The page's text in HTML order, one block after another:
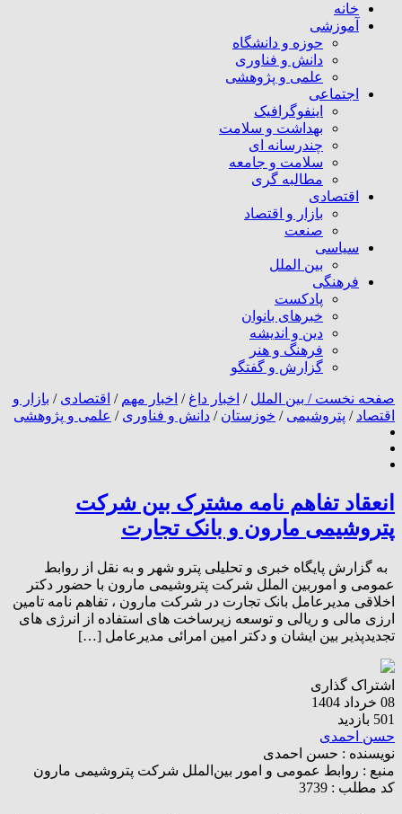
خانه
آموزشی
حوزه و دانشگاه
دانش و فناوری
علمی و پژوهشی
اجتماعی
اینفوگرافیک
بهداشت و سلامت
چندرسانه ای
سلامت و جامعه
مطالبه گری
اقتصادی
بازار و اقتصاد
صنعت
سیاسی
بین الملل
فرهنگی
پادکست
خبرهای بانوان
دین و اندیشه
فرهنگ و هنر
گزارش و گفتگو
صفحه نخست / بین الملل / اخبار داغ / اخبار مهم / اقتصادی / بازار و
اقتصاد / پتروشیمی / خوزستان / دانش و فناوری / علمی و پژوهشی
انعقاد تفاهم نامه مشترک بین شرکت
پتروشیمی مارون و بانک تجارت
به گزارش پایگاه خبری و تحلیلی پترو شهر و به نقل از روابط
عمومی و اموربین الملل شرکت پتروشیمی مارون با حضور دکتر
اخلاقی مدیرعامل بانک تجارت در شرکت مارون ، تفاهم نامه تامین
ارزی مالی و ریالی و توسعه زیرساخت های استفاده از انرژی های
تجدیدپذیر بین ایشان و دکتر امین امرائی مدیرعامل […]
اشتراک گذاری
08 خرداد 1404
501 بازدید
حسن احمدی
نویسنده : حسن احمدی
منبع : روابط عمومی و امور بین‌الملل شرکت پتروشیمی مارون
کد مطلب : 3739